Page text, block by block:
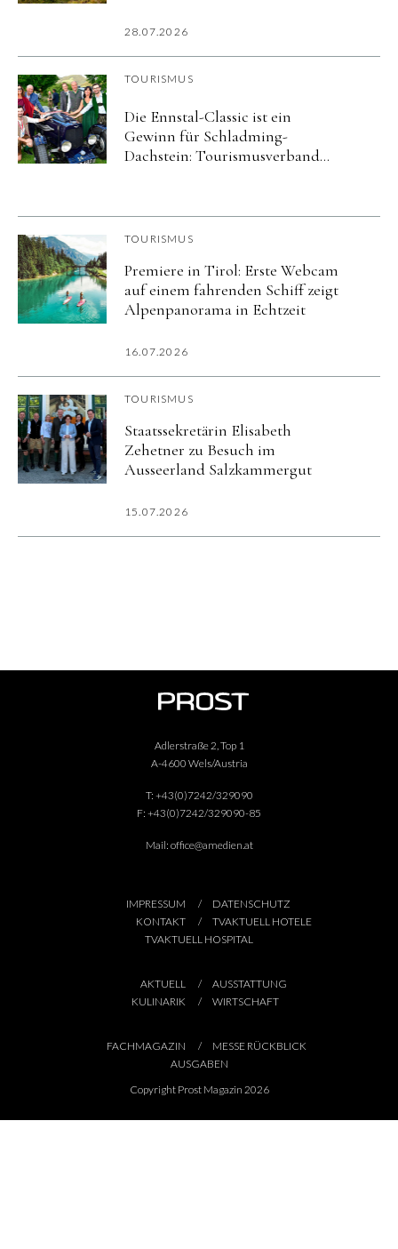
28.07.2026
TOURISMUS
Die Ennstal-Classic ist ein
Gewinn für Schladming-
Dachstein: Tourismusverband
TOURISMUS
Premiere in Tirol: Erste Webcam
auf einem fahrenden Schiff zeigt
Alpenpanorama in Echtzeit
16.07.2026
TOURISMUS
Staatssekretärin Elisabeth
Zehetner zu Besuch im
Ausseerland Salzkammergut
15.07.2026
Adlerstraße 2, Top 1
A-4600 Wels/Austria
T: +43(0)7242/329090
F: +43(0)7242/329090-85
Mail: office@amedien.at
IMPRESSUM
DATENSCHUTZ
KONTAKT
TVAKTUELL HOTELE
TVAKTUELL HOSPITAL
AKTUELL
AUSSTATTUNG
KULINARIK
WIRTSCHAFT
FACHMAGAZIN
MESSE RÜCKBLICK
AUSGABEN
Copyright Prost Magazin 2026